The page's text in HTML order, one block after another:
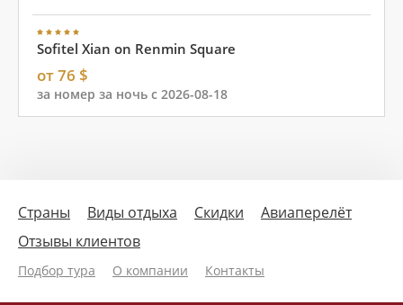
Sofitel Xian on Renmin Square
от 76 $
за номер за ночь с 2026-08-18
Страны Виды отдыха Скидки
Авиаперелёт
Отзывы клиентов
Подбор тура О компании Контакты